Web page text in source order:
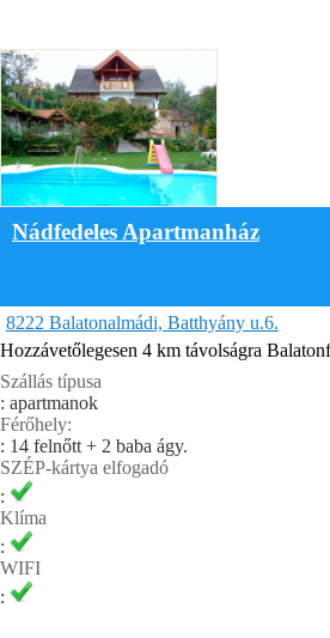
Nádfedeles Apartmanház
8222 Balatonalmádi, Batthyány u.6.
Hozzávetőlegesen 4 km távolságra
Szállás típusa
: apartmanok
Férőhely:
: 14 felnőtt + 2 baba ágy.
SZÉP-kártya elfogadó
:
Klíma
:
WIFI
: